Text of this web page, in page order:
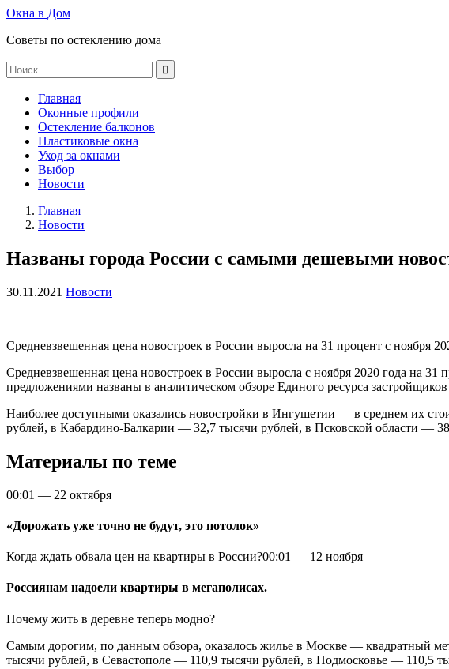
Окна в Дом
Советы по остеклению дома
Главная
Оконные профили
Остекление балконов
Пластиковые окна
Уход за окнами
Выбор
Новости
Главная
Новости
Названы города России с самыми дешевыми
30.11.2021 Новости
Средневзвешенная цена новостроек в России выросла на 31 процент с ноября
Средневзвешенная цена новостроек в России выросла с ноября 2020 года на
предложениями названы в аналитическом обзоре Единого ресурса
Наиболее доступными оказались новостройки в Ингушетии — в среднем их
рублей, в Кабардино-Балкарии — 32,7 тысячи рублей, в Псковской области —
Материалы по теме
00:01 — 22 октября
«Дорожать уже точно не будут, это потолок»
Когда ждать обвала цен на квартиры в России?00:01 — 12 ноября
Россиянам надоели квартиры в мегаполисах.
Почему жить в деревне теперь модно?
Самым дорогим, по данным обзора, оказалось жилье в Москве — квадратный
тысячи рублей, в Севастополе — 110,9 тысячи рублей, в Подмосковье — 110,5